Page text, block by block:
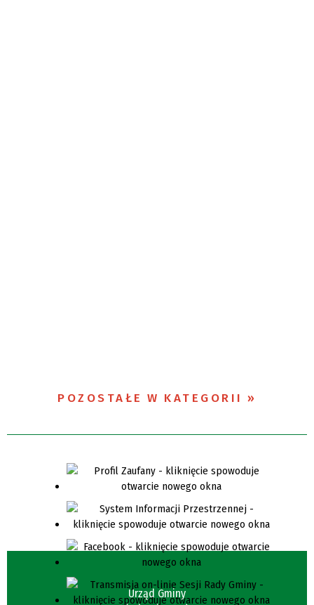
POZOSTAŁE W KATEGORII
Urząd Gminy